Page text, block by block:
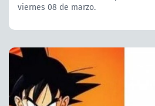
viernes 08 de marzo.